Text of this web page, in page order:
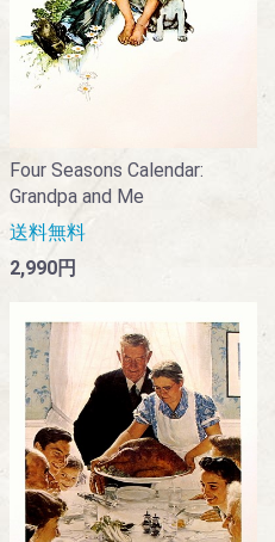
Four Seasons Calendar:
Grandpa and Me
送料無料
2,990円